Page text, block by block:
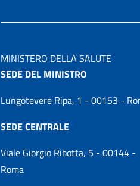
MINISTERO DELLA SALUTE
SEDE DEL MINISTRO
Lungotevere Ripa, 1 - 00153 -
SEDE CENTRALE
Viale Giorgio Ribotta, 5 - 00144 -
Roma